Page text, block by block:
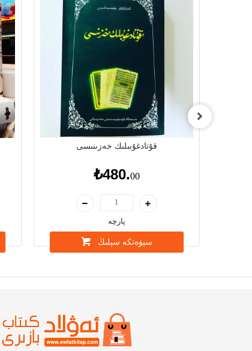
قۇتادغۇبىلىك خەزىنىسى
₺480.00
پارچە
سېۋەتكە سېلىڭ